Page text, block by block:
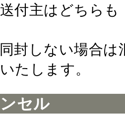
付主はどちら
封しない場合
たします。
セル